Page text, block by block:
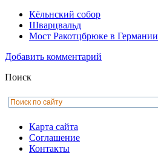
Кёльнский собор
Шварцвальд
Мост Ракотцбрюке в Германии
Добавить комментарий
Поиск
Карта сайта
Соглашение
Контакты